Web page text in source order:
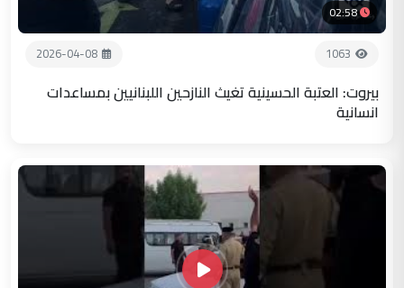
02:58
1063
2026-04-08
بيروت: العتبة الحسينية تغيث النازحين اللبنانيين بمساعدات
انسانية